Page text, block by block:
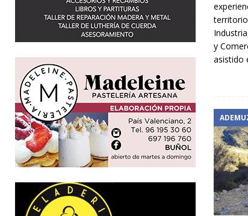
y
asistido